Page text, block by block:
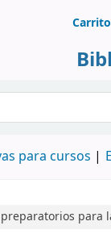
Hernández
Carrito
en el
para cursos
para